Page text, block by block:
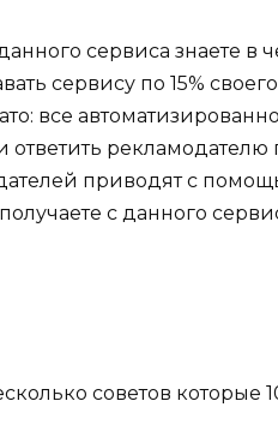
сервиса знаете в
сервису по 15%
все
рекламодателю
приводят с
с данного
советов которые